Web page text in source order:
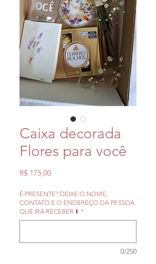
Caixa decorada
Flores para você
R$ 175,00Preço
É PRESENTE? DEIXE O NOME,
CONTATO E O ENDEREÇO DA PESSOA
QUE IRÁ RECEBER ⬇️ *
0/250